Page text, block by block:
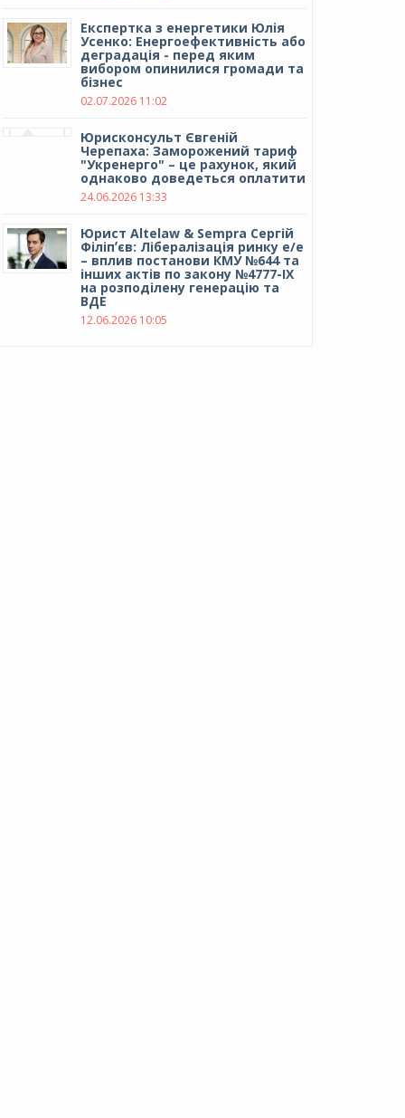
Експертка з енергетики Юлія
Усенко: Енергоефективність або
деградація - перед яким
вибором опинилися громади та
бізнес
02.07.2026 11:02
Юрисконсульт Євгеній
Черепаха: Заморожений тариф
"Укренерго" – це рахунок, який
однаково доведеться оплатити
24.06.2026 13:33
Юрист Altelaw & Sempra Сергій
Філіпʼєв: Лібералізація ринку е/е
– вплив постанови КМУ №644 та
інших актів по закону №4777-IX
на розподілену генерацію та
ВДЕ
12.06.2026 10:05